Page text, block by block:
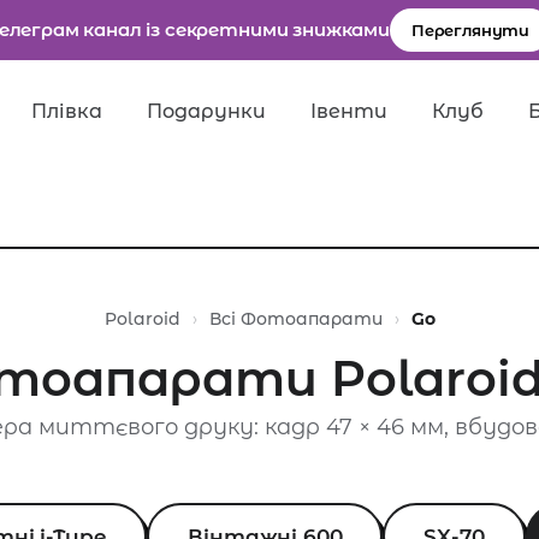
канал із секретними знижками Переглянути
Плівка Подарунки Івенти Клуб
Polaroid Всі Фотоапарати Go
миттєвого друку: кадр 47 × 46 мм,